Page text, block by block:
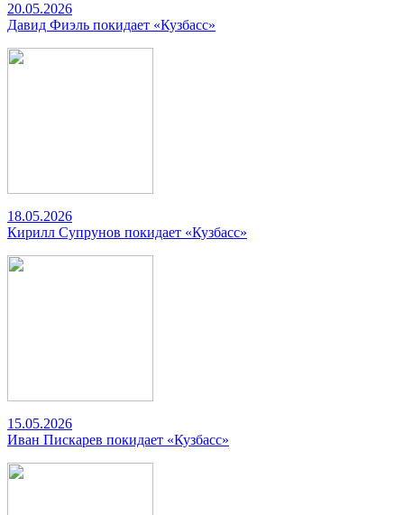
20.05.2026
Давид Фиэль покидает «Кузбасс»
18.05.2026
Кирилл Супрунов покидает «Кузбасс»
15.05.2026
Иван Пискарев покидает «Кузбасс»